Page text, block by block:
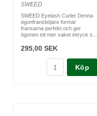
SWEED
SWEED Eyelash Curler Denna
ögonfransböjare formar
fransarna perfekt och ger
ögonen ett mer vaket intryck s...
295,00 SEK
Köp